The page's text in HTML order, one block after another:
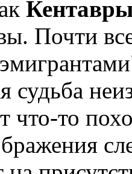
Почти
судьба
что-то